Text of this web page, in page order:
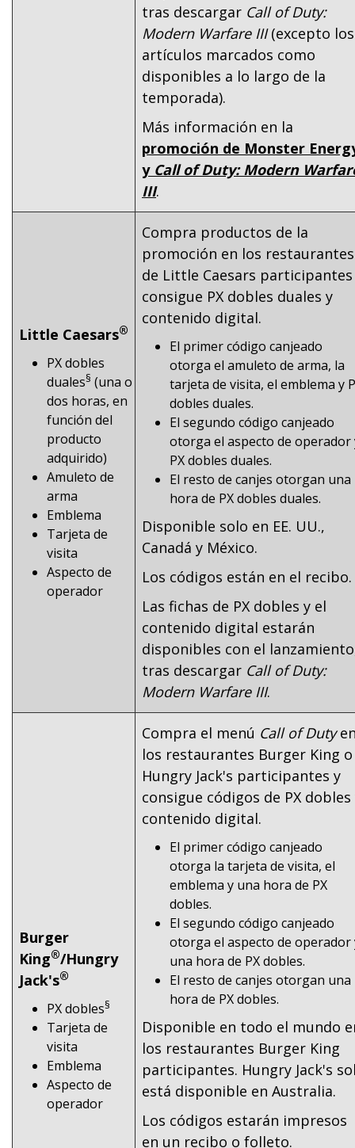
tras descargar Call of Duty:
Modern Warfare III(excepto los
artículos marcados como
disponibles a lo largo de la
temporada).
Más información en la
promoción de Monster
y Call of Duty: Modern
III.
Little Caesars®
PX dobles
duales§ (una o
dos horas, en
función del
producto
adquirido)
Amuleto de
arma
Emblema
Tarjeta de
visita
Aspecto de
operador
Compra productos de la
promoción en los restaurantes
de Little Caesars participantes
consigue PX dobles duales y
contenido digital.
El primer código canjeado
otorga el amuleto de arma, la
tarjeta de visita, el emblema y
dobles duales.
El segundo código canjeado
otorga el aspecto de operador
PX dobles duales.
El resto de canjes otorgan una
hora de PX dobles duales.
Disponible solo en EE. UU.,
Canadá y México.
Los códigos están en el recibo.
Las fichas de PX dobles y el
contenido digital estarán
disponibles con el
tras descargar Call of Duty:
Modern Warfare III.
Burger
King®/Hungry
Jack's®
PX dobles§
Tarjeta de
visita
Emblema
Aspecto de
operador
Compra el menú Call of Duty
los restaurantes Burger King o
Hungry Jack's participantes y
consigue códigos de PX dobles
contenido digital.
El primer código canjeado
otorga la tarjeta de visita, el
emblema y una hora de PX
dobles.
El segundo código canjeado
otorga el aspecto de operador
una hora de PX dobles.
El resto de canjes otorgan una
hora de PX dobles.
Disponible en todo el mundo
los restaurantes Burger King
participantes. Hungry Jack's
está disponible en Australia.
Los códigos estarán impresos
en un recibo o folleto.